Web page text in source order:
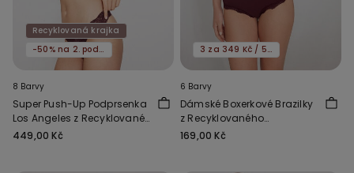
Recyklovaná krajka
-50% na 2. podprsenku
8 Barvy
Super Push-Up Podprsenka
Los Angeles z Recyklované
Krajky
449,00 Kč
3 za 349 Kč / 5 za 549 Kč
6 Barvy
Dámské Boxerkové Brazilky
z Recyklovaného
Mikrovlákna a Krajky
169,00 Kč